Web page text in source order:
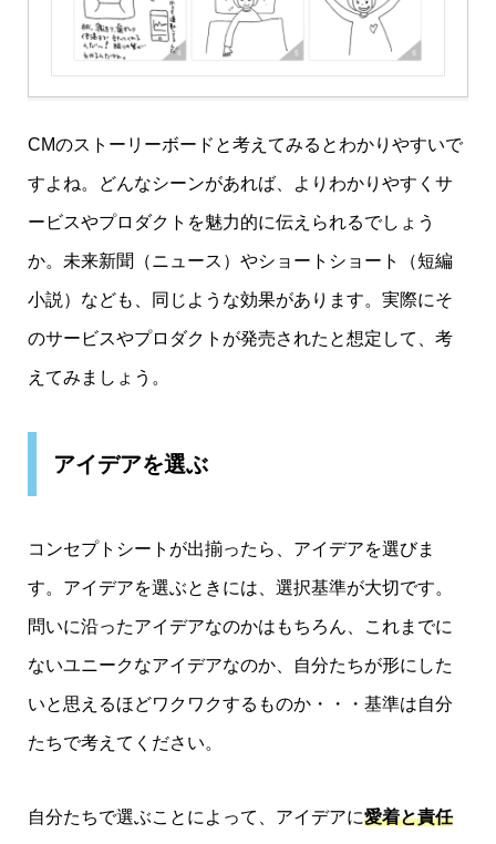
CMのストーリーボードと考えてみるとわかりやすいで
すよね。どんなシーンがあれば、よりわかりやすくサ
ービスやプロダクトを魅力的に伝えられるでしょう
か。未来新聞（ニュース）やショートショート（短編
小説）なども、同じような効果があります。実際にそ
のサービスやプロダクトが発売されたと想定して、考
えてみましょう。
アイデアを選ぶ
コンセプトシートが出揃ったら、アイデアを選びま
す。アイデアを選ぶときには、選択基準が大切です。
問いに沿ったアイデアなのかはもちろん、これまでに
ないユニークなアイデアなのか、自分たちが形にした
いと思えるほどワクワクするものか・・・基準は自分
たちで考えてください。
自分たちで選ぶことによって、アイデアに愛着と責任